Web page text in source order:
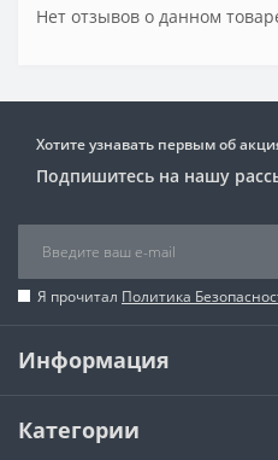
Нет отзывов о данном
Хотите узнавать первым об
Подпишитесь на нашу
Я прочитал Политика
Информация
Категории